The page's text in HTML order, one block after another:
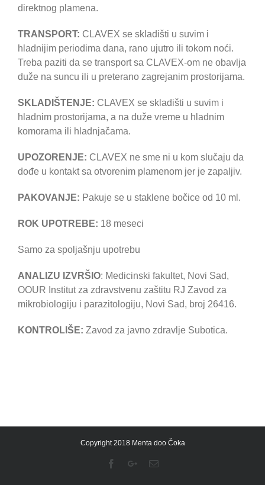
direktnog plamena.
TRANSPORT: CLAVEX se skladišti u suvim i
hladnijim periodima dana, rano ujutro ili tokom noći.
Treba paziti da se transport sa CLAVEX-om ne obavlja
duže na suncu ili u preterano zagrejanim prostorijama.
SKLADIŠTENJE: CLAVEX se skladišti u suvim i
hladnim prostorijama, a na duže vreme u hladnim
komorama ili hladnjačama.
UPOZORENJE: CLAVEX ne sme ni u kom slučaju da
dođe u kontakt sa otvorenim plamenom jer je zapaljiv.
PAKOVANJE: Pakuje se u staklene bočice od 10 ml.
ROK UPOTREBE: 18 meseci
Samo za spoljašnju upotrebu
ANALIZU IZVRŠIO: Medicinski fakultet, Novi Sad,
OOUR Institut za zdravstvenu zaštitu RJ Zavod za
mikrobiologiju i parazitologiju, Novi Sad, broj 26416.
KONTROLIŠE: Zavod za javno zdravlje Subotica.
Copyright 2018 Menta doo Čoka
FacebookGoogle+Email